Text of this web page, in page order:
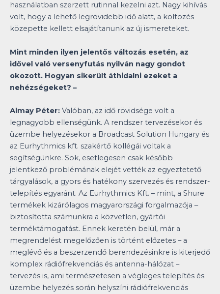
használatban szerzett rutinnal kezelni azt. Nagy kihívás
volt, hogy a lehető legrövidebb idő alatt, a költözés
közepette kellett elsajátítanunk az új ismereteket.
Mint minden ilyen jelentős változás esetén, az
idővel való versenyfutás nyilván nagy gondot
okozott. Hogyan sikerült áthidalni ezeket a
nehézségeket? –
Almay Péter: Valóban, az idő rövidsége volt a
legnagyobb ellenségünk. A rendszer tervezésekor és
üzembe helyezésekor a Broadcast Solution Hungary és
az Eurhythmics kft. szakértő kollégái voltak a
segítségünkre. Sok, esetlegesen csak később
jelentkező problémának elejét vették az egyeztetető
tárgyalások, a gyors és hatékony szervezés és rendszer-
telepítés egyaránt. Az Eurhythmics Kft. – mint, a Shure
termékek kizárólagos magyarországi forgalmazója –
biztosította számunkra a közvetlen, gyártói
terméktámogatást. Ennek keretén belül, már a
megrendelést megelőzően is történt előzetes – a
meglévő és a beszerzendő berendezésinkre is kiterjedő
komplex rádiófrekvenciás és antenna-hálózat –
tervezés is, ami természetesen a végleges telepítés és
üzembe helyezés során helyszíni rádiófrekvenciás